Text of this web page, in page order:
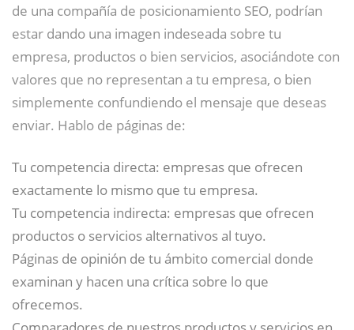
de una compañía de posicionamiento SEO, podrían
estar dando una imagen indeseada sobre tu
empresa, productos o bien servicios, asociándote con
valores que no representan a tu empresa, o bien
simplemente confundiendo el mensaje que deseas
enviar. Hablo de páginas de:
Tu competencia directa: empresas que ofrecen
exactamente lo mismo que tu empresa.
Tu competencia indirecta: empresas que ofrecen
productos o servicios alternativos al tuyo.
Páginas de opinión de tu ámbito comercial donde
examinan y hacen una crítica sobre lo que
ofrecemos.